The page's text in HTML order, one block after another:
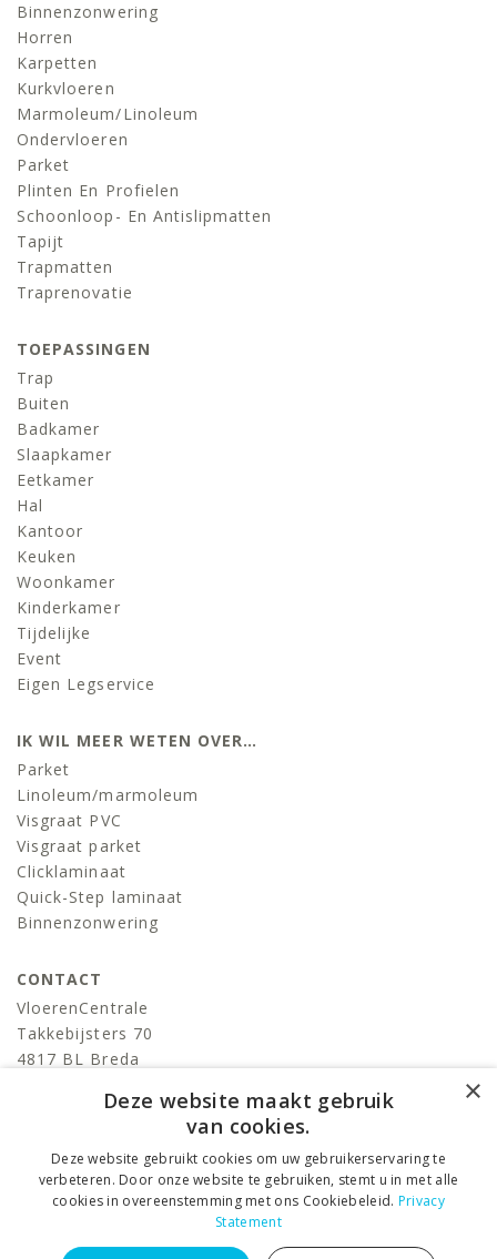
Binnenzonwering
Horren
Karpetten
Kurkvloeren
Marmoleum/linoleum
Ondervloeren
Parket
Plinten En Profielen
Schoonloop- En Antislipmatten
Tapijt
Trapmatten
Traprenovatie
TOEPASSINGEN
Trap
Buiten
Badkamer
Slaapkamer
Eetkamer
Hal
Kantoor
Keuken
Woonkamer
Kinderkamer
Tijdelijke
Event
Eigen Legservice
IK WIL MEER WETEN OVER…
Parket
Linoleum/marmoleum
Visgraat PVC
Visgraat parket
Clicklaminaat
Quick-Step laminaat
Binnenzonwering
CONTACT
VloerenCentrale
Takkebijsters 70
4817 BL Breda
info@devloerencentrale.nl
volg ons
VloerenCentrale © 2026 ALL RIGHTS RESERVED. –Privacy
×
Deze website maakt gebruik
van cookies.
Deze website gebruikt cookies om uw gebruikerservaring te
verbeteren. Door onze website te gebruiken, stemt u in met alle
cookies in overeenstemming met ons Cookiebeleid. Privacy
Statement